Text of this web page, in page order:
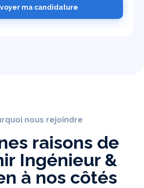
ma candidature
nous rejoindre
raisons de
Ingénieur &
à nos côtés